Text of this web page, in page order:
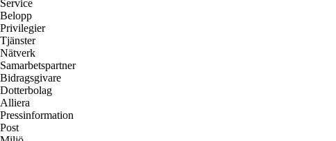
Service
Belopp
Privilegier
Tjänster
Nätverk
Samarbetspartner
Bidragsgivare
Dotterbolag
Alliera
Pressinformation
Post